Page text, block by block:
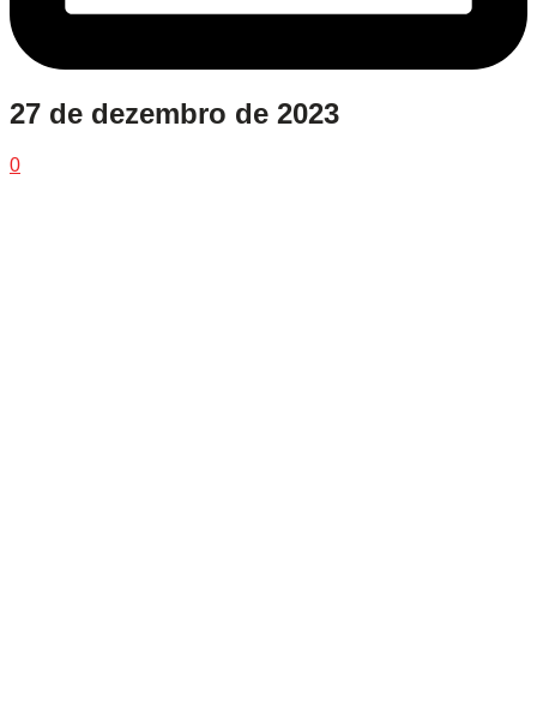
27 de dezembro de 2023
0